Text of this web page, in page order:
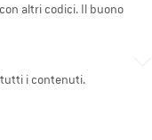
altri codici. Il buono
i contenuti.